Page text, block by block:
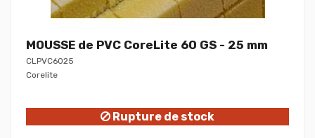
MOUSSE de PVC CoreLite 60 GS - 25 mm
CLPVC6025
Corelite
Rupture de stock